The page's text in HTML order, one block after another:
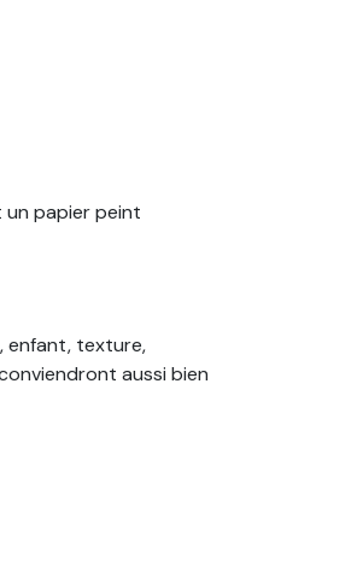
un papier peint
enfant, texture,
aussi bien
peints sont tous